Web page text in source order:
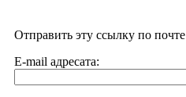
Отправить эту ссылку по почте
E-mail адресата: